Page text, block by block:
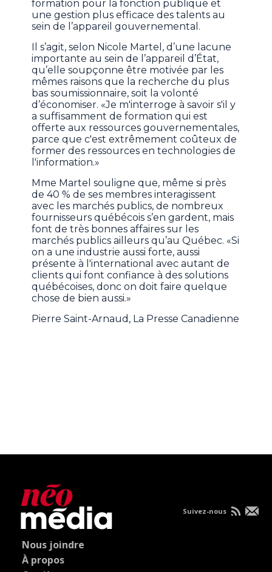
formation pour la fonction publique et
une gestion plus efficace des talents au
sein de l’appareil gouvernemental.
Il s’agit, selon Nicole Martel, d’une lacune
importante au sein de l’appareil d’État,
qu’elle soupçonne être motivée par les
mêmes raisons que la recherche du plus
bas soumissionnaire, soit la volonté
d’économiser. «Je m'interroge à savoir s'il y
a suffisamment de formation qui est
offerte aux ressources gouvernementales,
parce que c'est extrêmement coûteux de
former des ressources en technologies de
l'information.»
Mme Martel souligne que, même si près
de 40 % de ses membres interagissent
avec les marchés publics, de nombreux
fournisseurs québécois s’en gardent, mais
font de très bonnes affaires sur les
marchés publics ailleurs qu’au Québec. «Si
on a une industrie aussi forte, aussi
présente à l'international avec autant de
clients qui font confiance à des solutions
québécoises, donc on doit faire quelque
chose de bien aussi.»
Pierre Saint-Arnaud, La Presse Canadienne
Nous joindre
À propos
Suivez-nous